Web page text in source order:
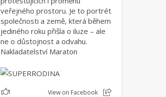
veřejného prostoru. Je to portrét
společnosti a země, která během
jediného roku přišla o iluze – ale
ne o důstojnost a odvahu.
Nakladatelství Maraton
1 View on Facebook